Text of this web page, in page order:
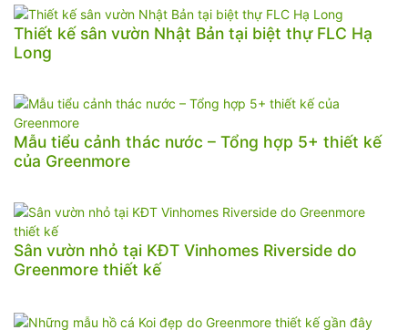
Thiết kế sân vườn Nhật Bản tại biệt thự FLC Hạ
Long
Mẫu tiểu cảnh thác nước – Tổng hợp 5+ thiết kế
của Greenmore
Sân vườn nhỏ tại KĐT Vinhomes Riverside do
Greenmore thiết kế